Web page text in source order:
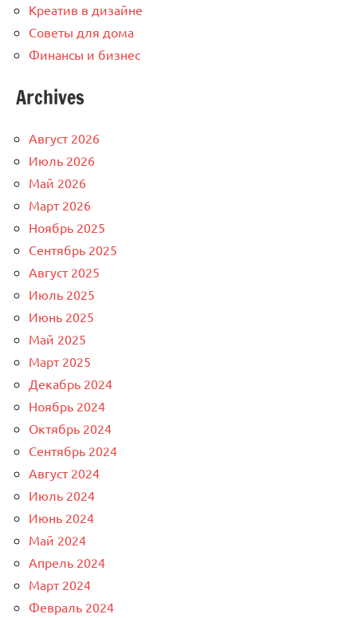
Креатив в дизайне
Советы для дома
Финансы и бизнес
Archives
Август 2026
Июль 2026
Май 2026
Март 2026
Ноябрь 2025
Сентябрь 2025
Август 2025
Июль 2025
Июнь 2025
Май 2025
Март 2025
Декабрь 2024
Ноябрь 2024
Октябрь 2024
Сентябрь 2024
Август 2024
Июль 2024
Июнь 2024
Май 2024
Апрель 2024
Март 2024
Февраль 2024